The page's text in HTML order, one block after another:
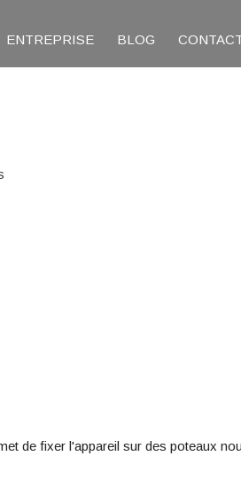
ENTREPRISE BLOG
de fixer l'appareil sur des poteaux